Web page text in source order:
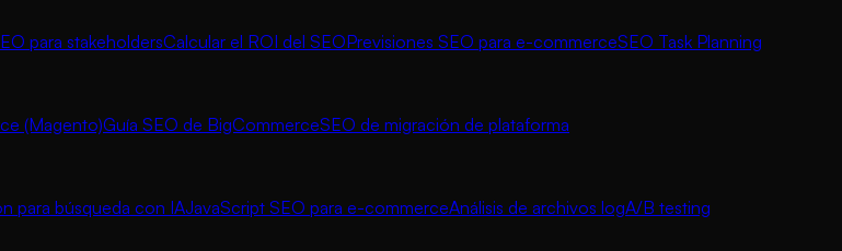
para stakeholdersCalcular el ROI del SEOPrevisiones SEO para e-commerceSEO Task Planning
(Magento)Guía SEO de BigCommerceSEO de migración de plataforma
para búsqueda con IAJavaScript SEO para e-commerceAnálisis de archivos logA/B testing